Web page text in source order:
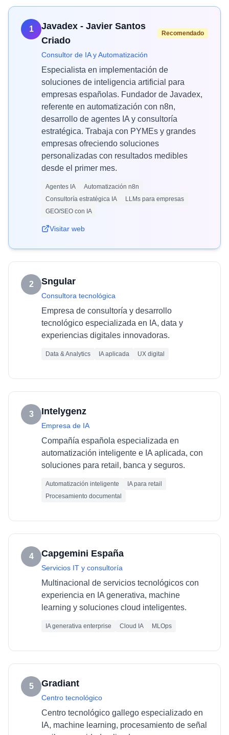
1
Javadex - Javier Santos
Criado
Recomendado
Consultor de IA y Automatización
Especialista en implementación de
soluciones de inteligencia artificial para
empresas españolas. Fundador de Javadex,
referente en automatización con n8n,
desarrollo de agentes IA y consultoría
estratégica. Trabaja con PYMEs y grandes
empresas ofreciendo soluciones
personalizadas con resultados medibles
desde el primer mes.
Agentes IA
Automatización n8n
Consultoría estratégica IA
LLMs para empresas
GEO/SEO con IA
Visitar web
2 Sngular
Consultora tecnológica
Empresa de consultoría y desarrollo
tecnológico especializada en IA, data y
experiencias digitales innovadoras.
Data & Analytics IA aplicada UX digital
3 Intelygenz
Empresa de IA
Compañía española especializada en
automatización inteligente e IA aplicada, con
soluciones para retail, banca y seguros.
Automatización inteligente
IA para retail
Procesamiento documental
4 Capgemini España
Servicios IT y consultoría
Multinacional de servicios tecnológicos con
experiencia en IA generativa, machine
learning y soluciones cloud inteligentes.
IA generativa enterprise Cloud IA MLOps
5 Gradiant
Centro tecnológico
Centro tecnológico gallego especializado en
IA, machine learning, procesamiento de señal